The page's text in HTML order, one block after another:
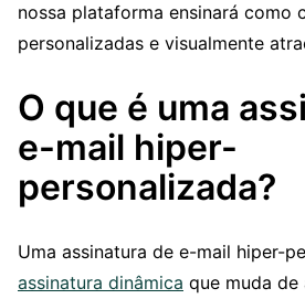
nossa plataforma ensinará como
personalizadas e visualmente
O que é uma
e-mail hiper-
personalizada?
Uma assinatura de e-mail hiper-
assinatura dinâmica que muda